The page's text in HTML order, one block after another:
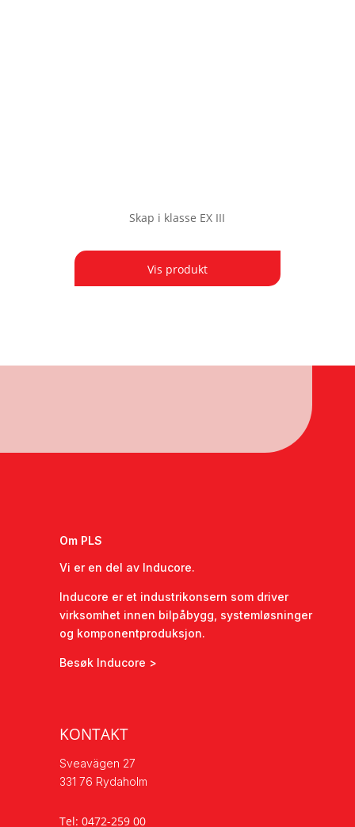
Skap i klasse EX III
Vis produkt
Om PLS
Vi er en del av Inducore.
Inducore er et industrikonsern som driver
virksomhet innen bilpåbygg, systemløsninger
og komponentproduksjon.
Besøk Inducore >
KONTAKT
Sveavägen 27
331 76 Rydaholm
Tel: 0472-259 00